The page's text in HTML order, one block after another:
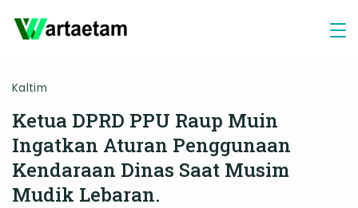
Kaltim
Ketua DPRD PPU Raup Muin
Ingatkan Aturan Penggunaan
Kendaraan Dinas Saat Musim
Mudik Lebaran.